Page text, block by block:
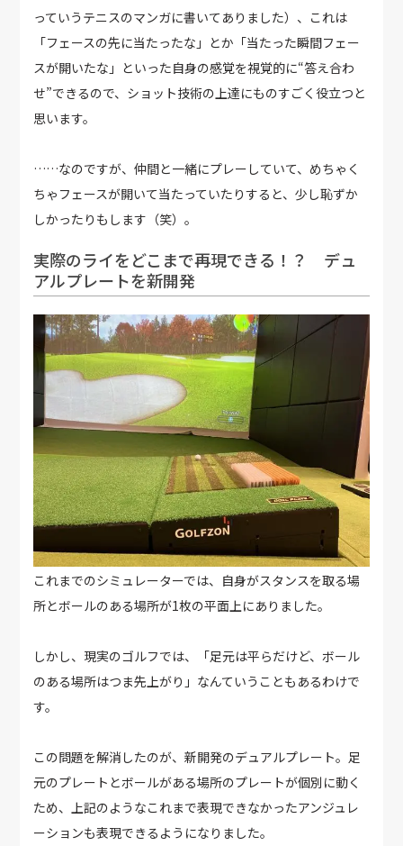
っていうテニスのマンガに書いてありました）、これは
「フェースの先に当たったな」とか「当たった瞬間フェー
スが開いたな」といった自身の感覚を視覚的に“答え合わ
せ”できるので、ショット技術の上達にものすごく役立つと
思います。
……なのですが、仲間と一緒にプレーしていて、めちゃく
ちゃフェースが開いて当たっていたりすると、少し恥ずか
しかったりもします（笑）。
実際のライをどこまで再現できる！？ デュ
アルプレートを新開発
これまでのシミュレーターでは、自身がスタンスを取る場
所とボールのある場所が1枚の平面上にありました。
しかし、現実のゴルフでは、「足元は平らだけど、ボール
のある場所はつま先上がり」なんていうこともあるわけで
す。
この問題を解消したのが、新開発のデュアルプレート。足
元のプレートとボールがある場所のプレートが個別に動く
ため、上記のようなこれまで表現できなかったアンジュレ
ーションも表現できるようになりました。